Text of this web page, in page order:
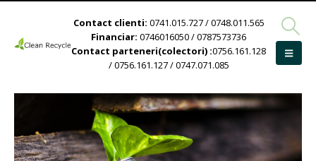
Contact clienti: 0741.015.727 / 0748.011.565
Financiar: 0746016050 / 0787573736
Contact parteneri(colectori) :0756.161.128
/ 0756.161.127 / 0747.071.085